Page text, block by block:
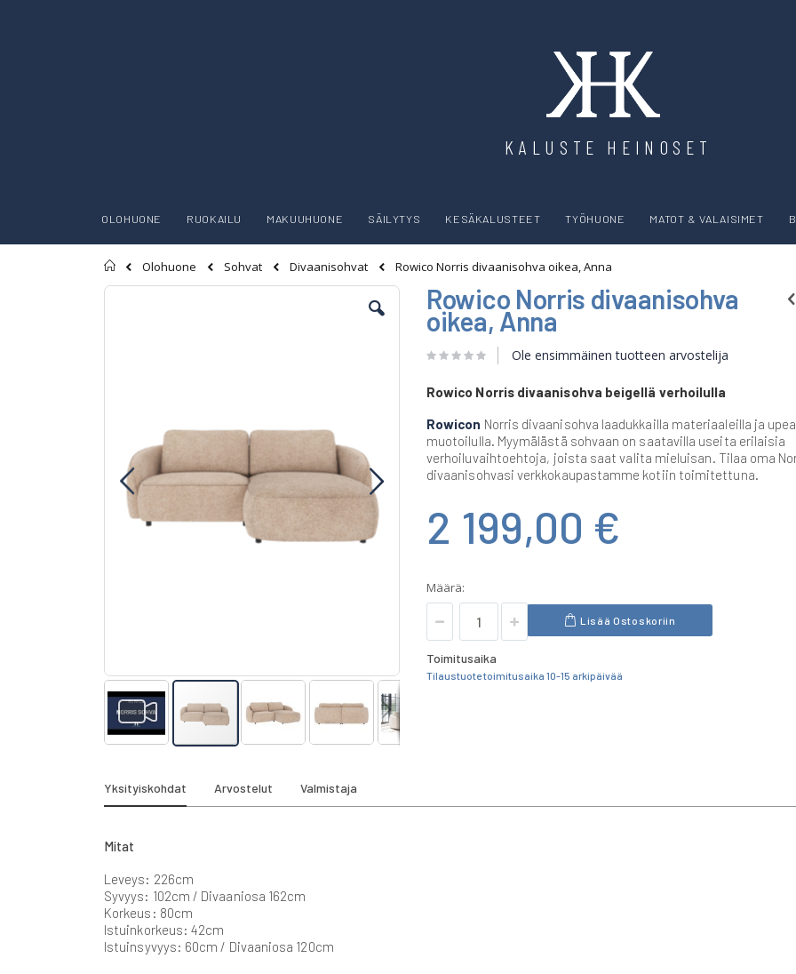
KALUSTE HEINOSET
OLOHUONE RUOKAILU MAKUUHUONE SÄILYTYS KESÄKALUSTEET TYÖHUONE MATOT & VALAISIMET
Etusivu
Olohuone Sohvat Divaanisohvat
Rowico Norris divaanisohva oikea, Anna
Skip
the
beginning
images
Rowico Norris divaanisohva
oikea, Anna
Ole ensimmäinen tuotteen arvostelija
Rowico Norris divaanisohva beigellä verhoilulla
Rowicon Norris divaanisohva laadukkailla materiaaleilla ja
muotoilulla. Myymälästä sohvaan on saatavilla useita erilaisia
verhoiluvaihtoehtoja, joista saat valita mieluisan. Tilaa oma
divaanisohvasi verkkokaupastamme kotiin toimitettuna.
2 199,00 €
Määrä:
Lisää Ostoskoriin
Toimitusaika
Tilaustuote toimitusaika 10-15 arkipäivää
Yksityiskohdat
Mitat
Leveys: 226cm
Syvyys: 102cm / Divaaniosa 162cm
Korkeus: 80cm
Istuinkorkeus: 42cm
Istuinsyvyys: 60cm / Divaaniosa 120cm
Arvostelut Valmistaja